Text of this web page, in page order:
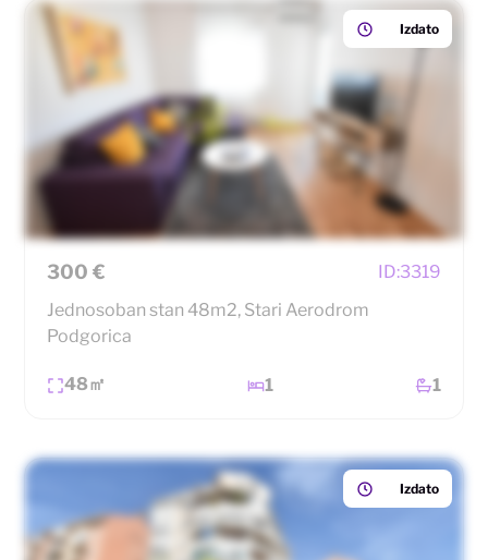
Izdato
300 € ID:3319
Jednosoban stan 48m2, Stari Aerodrom
Podgorica
48㎡ 1 1
Izdato